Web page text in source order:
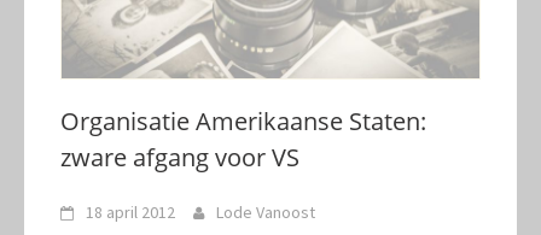
Organisatie Amerikaanse Staten:
zware afgang voor VS
18 april 2012 Lode Vanoost